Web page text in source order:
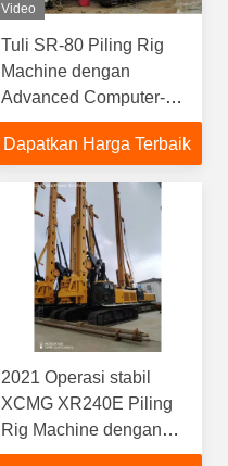
Video
Tuli SR-80 Piling Rig
Machine dengan
Advanced Computer-
Aided Monitoring
System untuk Engine
Dapatkan Harga Terbaik
2021 Operasi stabil
XCMG XR240E Piling
Rig Machine dengan
mekanisme